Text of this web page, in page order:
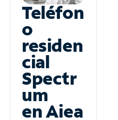
Teléfon
o
residen
cial
Spectr
um
en Aiea